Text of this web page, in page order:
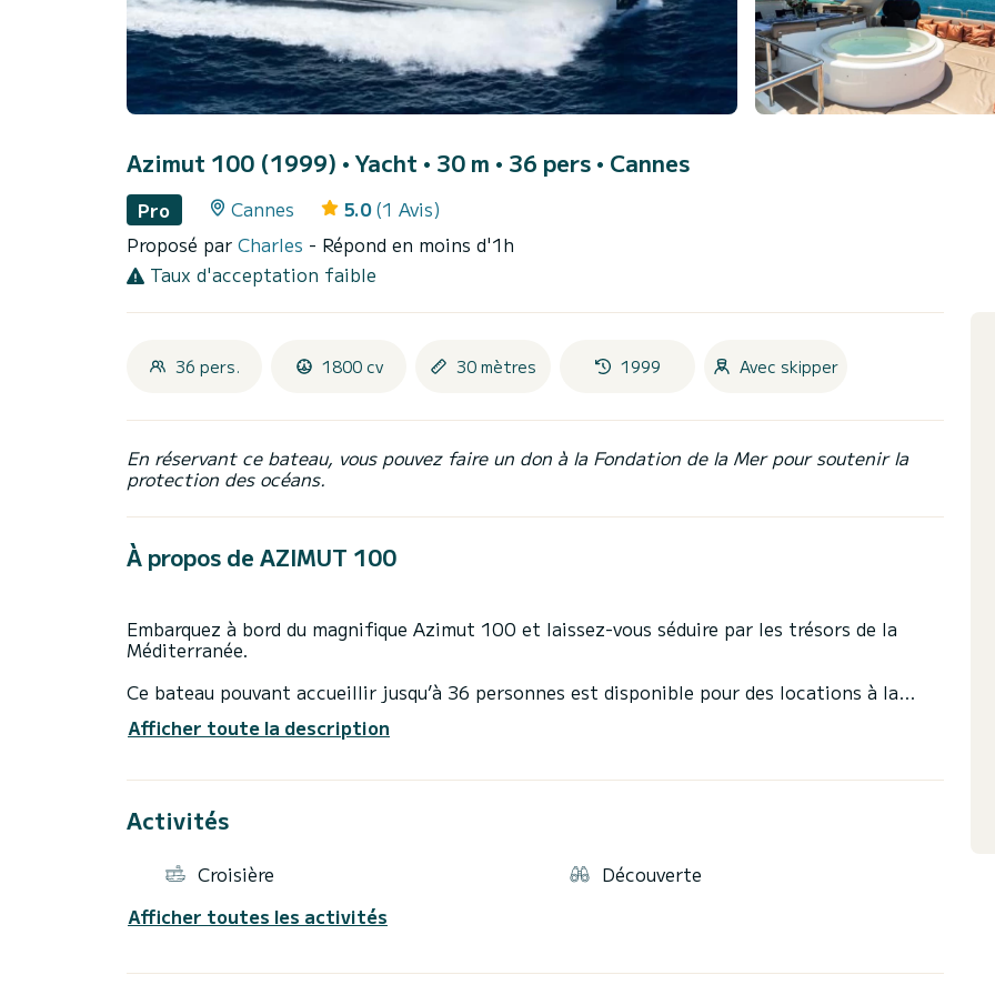
Azimut 100 (1999) • Yacht • 30 m • 36 pers • Cannes
Pro Cannes 5.0 (1 Avis)
Proposé par Charles - Répond en moins d'1h
Taux d'acceptation faible
36 pers. 1800 cv 30 mètres 1999 Avec skipper
En réservant ce bateau, vous pouvez faire un don à la Fondation de la Mer pour soutenir la
protection des océans.
À propos de AZIMUT 100
Embarquez à bord du magnifique Azimut 100 et laissez-vous séduire par les trésors de la
Méditerranée.
Ce bateau pouvant accueillir jusqu’à 36 personnes est disponible pour des locations à la
invite à la détente et au plaisir.
Informations :
Constructeur : Azimut
Longueur : 30 m (100')
Année de construction : 1999 (refit 2023)
Nombre de cabines : 4
Vitesse de croisière : 17 nœuds
Afficher toute la description
Activités
Croisière
Découverte
Afficher toutes les activités